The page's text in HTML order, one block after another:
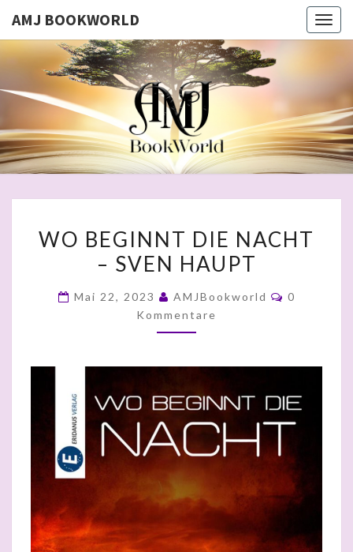
AMJ BOOKWORLD
AMJ
BEGINNT
DIE
SVEN
WO BEGINNT DIE NACHT
– SVEN HAUPT
Mai 22, 2023 AMJBookworld
0
Kommentare